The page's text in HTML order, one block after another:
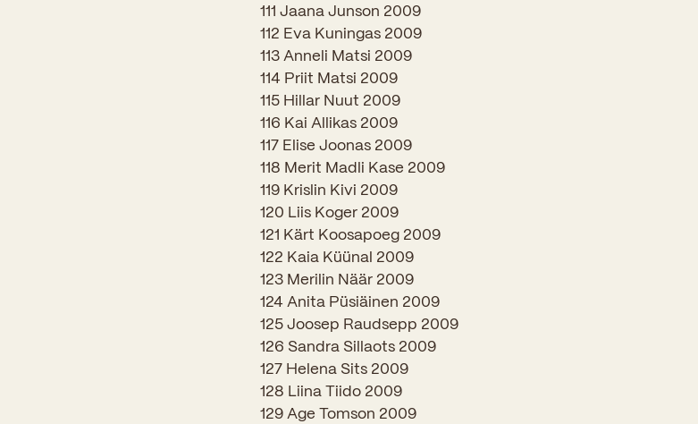
111 Jaana Junson 2009
112 Eva Kuningas 2009
113 Anneli Matsi 2009
114 Priit Matsi 2009
115 Hillar Nuut 2009
116 Kai Allikas 2009
117 Elise Joonas 2009
118 Merit Madli Kase 2009
119 Krislin Kivi 2009
120 Liis Koger 2009
121 Kärt Koosapoeg 2009
122 Kaia Küünal 2009
123 Merilin Näär 2009
124 Anita Püsiäinen 2009
125 Joosep Raudsepp 2009
126 Sandra Sillaots 2009
127 Helena Sits 2009
128 Liina Tiido 2009
129 Age Tomson 2009